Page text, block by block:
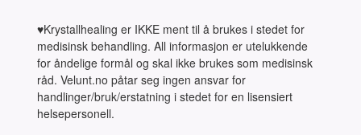
♥Krystallhealing er IKKE ment til å brukes i stedet for
medisinsk behandling. All informasjon er utelukkende
for åndelige formål og skal ikke brukes som medisinsk
råd. Velunt.no påtar seg ingen ansvar for
handlinger/bruk/erstatning i stedet for en lisensiert
helsepersonell.